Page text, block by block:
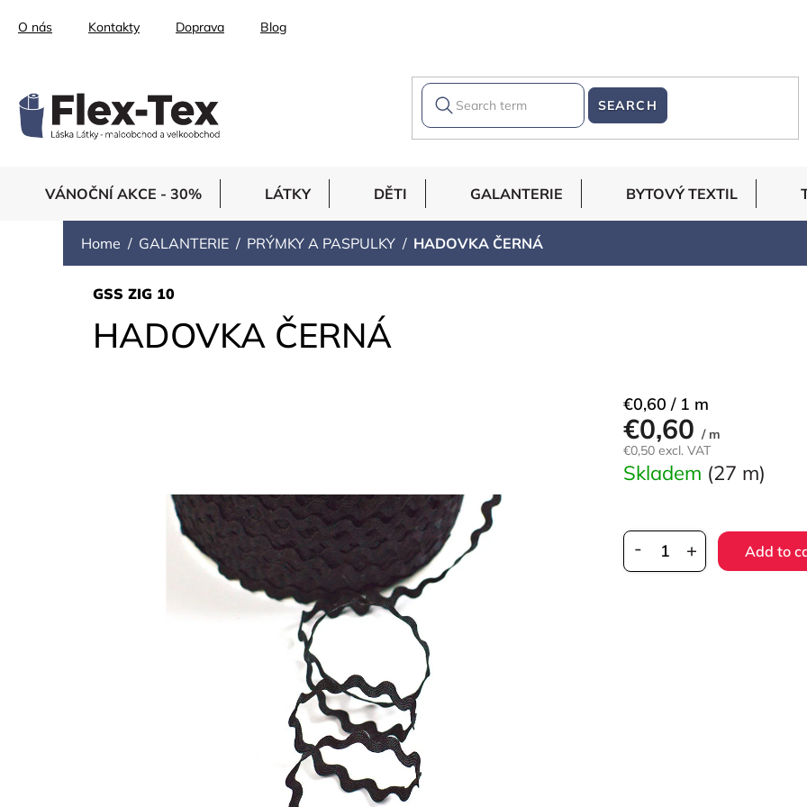
O nás Kontakty Doprava Blog
SEARCH
VÁNOČNÍ AKCE - 30% LÁTKY DĚTI GALANTERIE BYTOVÝ TEXTIL
Home GALANTERIE PRÝMKY A PASPULKY HADOVKA ČERNÁ
HADOVKA ČERNÁ
GSS ZIG 10
€0,60 / m
€0,50 excl. VAT
Measure
price:
€0,60 / 1 m
Skladem (27 m)
Add to